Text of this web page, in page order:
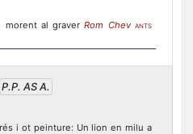
morent al graverRom Chev ANTS
P.P. AS A.
i ot peinture: Un lion en milu a